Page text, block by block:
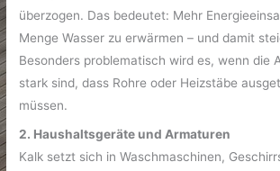
überzogen. Das bedeutet: Mehr
Menge Wasser zu erwärmen – und damit
Besonders problematisch wird es, wenn die
stark sind, dass Rohre oder Heizstäbe
müssen.
2. Haushaltsgeräte und Armaturen
Kalk setzt sich in Waschmaschinen,